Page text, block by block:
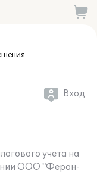
Вход
учета на
ООО "Ферон-